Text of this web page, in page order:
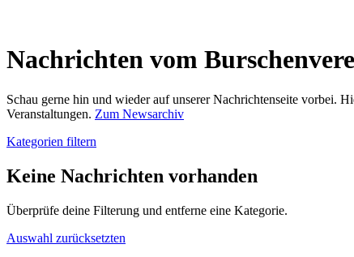
Nachrichten vom
Schau gerne hin und wieder auf unserer Nachrichtenseite vorbei.
Veranstaltungen. Zum Newsarchiv
Kategorien filtern
Keine Nachrichten vorhanden
Überprüfe deine Filterung und entferne eine Kategorie.
Auswahl zurücksetzten